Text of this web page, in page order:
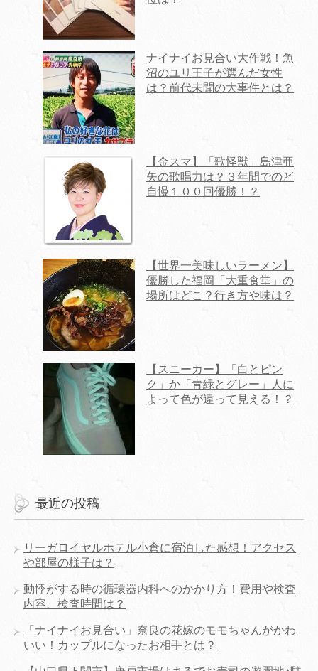
ナイナイお見合い大作戦！魚
沼のユリ王子が選んだ女性
は？前代未聞の大事件とは？
【金スマ】「歌怪獣」島津亜
矢の歌唱力は？３年間でのど
自慢１００回優勝！？
【世界一美味しいラーメン】
優勝した福岡「大重食堂」の
場所はどこ？行き方や味は？
【スニーカー】「白とピン
ク」か「青緑とグレー」人に
よって色が違って見える！？
最近の投稿
リーガロイヤルホテル小倉に宿泊した感想！アクセス
や部屋の様子は？
動悸がする時の循環器内科へのかかり方！費用や検査
内容、検査時間は？
「ナイナイお見合い」奈良の花嫁のモモちゃんがかわ
いい！カップルになったお相手とは？